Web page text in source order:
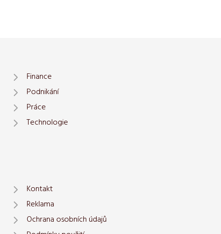
Finance
Podnikání
Práce
Technologie
Kontakt
Reklama
Ochrana osobních údajů